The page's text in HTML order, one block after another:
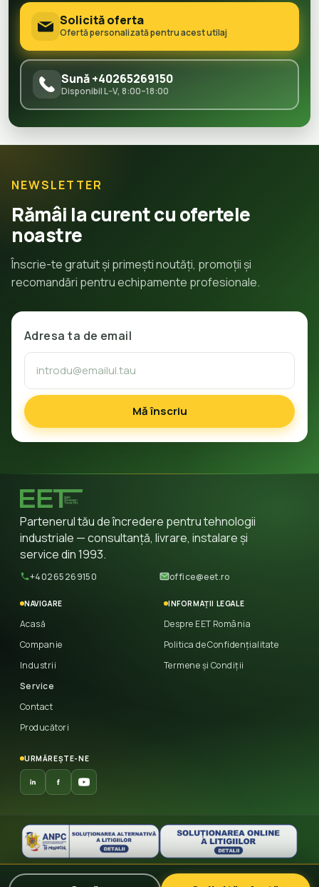
Solicită oferta
Ofertă personalizată pentru acest utilaj
Sună +40265269150
Disponibil L–V, 8:00–18:00
NEWSLETTER
Rămâi la curent cu ofertele
noastre
Înscrie-te gratuit și primești noutăți, promoții și
recomandări pentru echipamente profesionale.
Adresa ta de email
Mă înscriu
Partenerul tău de încredere pentru tehnologii
industriale — consultanță, livrare, instalare și
service din 1993.
+40265269150 office@eet.ro
NAVIGARE
Acasă
Companie
Industrii
Service
Contact
Producători
INFORMAȚII LEGALE
Despre EET România
Politica de Confidențialitate
Termene și Condiții
URMĂREȘTE-NE
© 2026 East European Trade — Toate drepturile